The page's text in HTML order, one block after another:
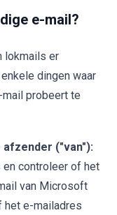
e-mail?
lokmails er
dingen waar
probeert te
("van"):
en controleer of het
van Microsoft
het e-mailadres